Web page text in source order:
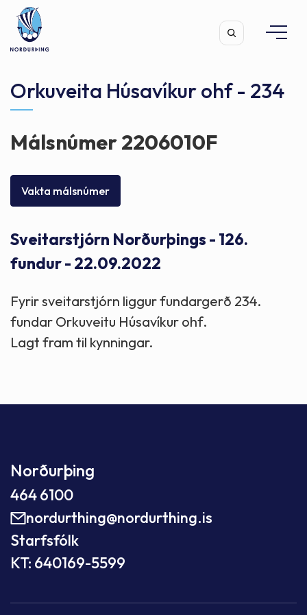
Leita
Orkuveita Húsavíkur ohf - 234
Málsnúmer 2206010F
Vakta málsnúmer
Sveitarstjórn Norðurþings - 126.
fundur - 22.09.2022
Fyrir sveitarstjórn liggur fundargerð 234.
fundar Orkuveitu Húsavíkur ohf.
Lagt fram til kynningar.
Norðurþing
464 6100
nordurthing@nordurthing.is
Starfsfólk
KT: 640169-5599